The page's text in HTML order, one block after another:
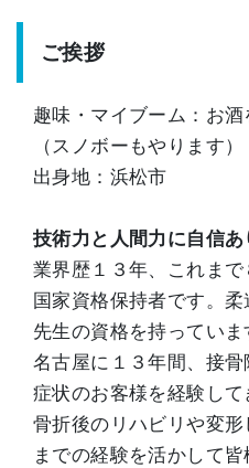
ご挨拶
趣味・マイブーム：お
（スノボーもやります
出身地：浜松市
技術力と人間力に自信
業界歴１３年、これまで
国家資格保持者です。
先生の資格を持っていま
名古屋に１３年間、接
症状のお客様を経験して
骨折後のリハビリや変
までの経験を活かして